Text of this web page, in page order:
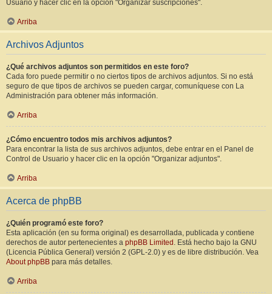
Usuario y hacer clic en la opción "Organizar suscripciones".
Arriba
Archivos Adjuntos
¿Qué archivos adjuntos son permitidos en este foro?
Cada foro puede permitir o no ciertos tipos de archivos adjuntos. Si no está
seguro de que tipos de archivos se pueden cargar, comuníquese con La
Administración para obtener más información.
Arriba
¿Cómo encuentro todos mis archivos adjuntos?
Para encontrar la lista de sus archivos adjuntos, debe entrar en el Panel de
Control de Usuario y hacer clic en la opción "Organizar adjuntos".
Arriba
Acerca de phpBB
¿Quién programó este foro?
Esta aplicación (en su forma original) es desarrollada, publicada y contiene
derechos de autor pertenecientes a phpBB Limited . Está hecho bajo la GNU
(Licencia Pública General) versión 2 (GPL-2.0) y es de libre distribución. Vea
About phpBB para más detalles.
Arriba